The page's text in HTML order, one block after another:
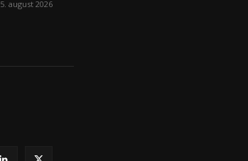
5. august 2026